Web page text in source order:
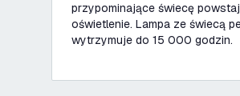
przypominające świecę
oświetlenie. Lampa ze świecą
wytrzymuje do 15 000 godzin.